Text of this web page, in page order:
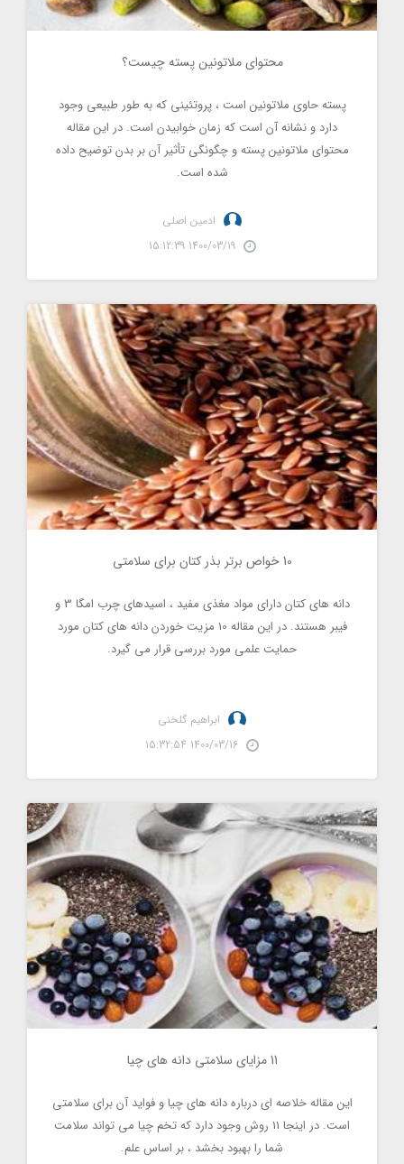
محتوای ملاتونین پسته چیست؟
پسته حاوی ملاتونین است ، پروتئینی که به طور طبیعی وجود
دارد و نشانه آن است که زمان خوابیدن است. در این مقاله
محتوای ملاتونین پسته و چگونگی تأثیر آن بر بدن توضیح داده
شده است.
ادمین اصلی
1400/03/19 15:12:39
10 خواص برتر بذر کتان برای سلامتی
دانه های کتان دارای مواد مغذی مفید ، اسیدهای چرب امگا 3 و
فیبر هستند. در این مقاله 10 مزیت خوردن دانه های کتان مورد
حمایت علمی مورد بررسی قرار می گیرد.
ابراهیم گلخنی
1400/03/16 15:32:54
11 مزایای سلامتی دانه های چیا
این مقاله خلاصه ای درباره دانه های چیا و فواید آن برای سلامتی
است. در اینجا 11 روش وجود دارد که تخم چیا می تواند سلامت
شما را بهبود بخشد ، بر اساس علم.